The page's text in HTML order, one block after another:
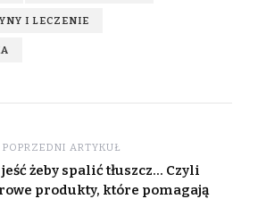
I LECZENIE
POPRZEDNI ARTYKUŁ
jeść żeby spalić tłuszcz… Czyli
produkty, które pomagają